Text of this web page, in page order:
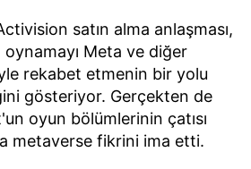
satın alma anlaşması,
Meta ve diğer
rekabet etmenin bir yolu
gösteriyor. Gerçekten de
oyun bölümlerinin çatısı
metaverse fikrini ima etti.